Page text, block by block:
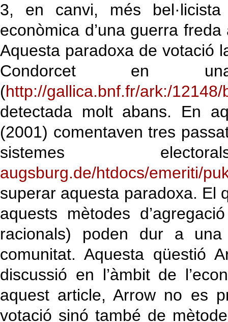
3, en canvi, més
econòmica d’una guerra
Aquesta paradoxa de votació
Condorcet en
(http://gallica.bnf.fr/ark:/
detectada molt abans. En
(2001) comentaven tres
sistemes
augsburg.de/htdocs/emeriti/
superar aquesta paradoxa. El
aquests mètodes
racionals) poden dur a
comunitat. Aquesta qüestió
discussió en l’àmbit de
aquest article, Arrow no es
votació sinó també de